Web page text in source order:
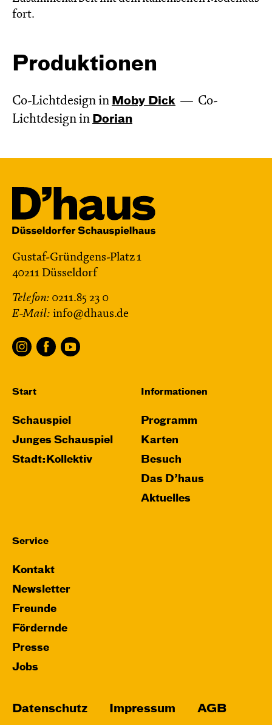
fort.
Produktionen
Co-Lichtdesign in Moby Dick
Co-
Lichtdesign in Dorian
Gustaf-Gründgens-Platz 1
40211 Düsseldorf
Telefon: 0211.85 23 0
E-Mail: info@dhaus.de
Start
Schauspiel
Junges Schauspiel
Stadt:Kollektiv
Informationen
Programm
Karten
Besuch
Das D’haus
Aktuelles
Service
Kontakt
Newsletter
Freunde
Fördernde
Presse
Jobs
Datenschutz Impressum AGB